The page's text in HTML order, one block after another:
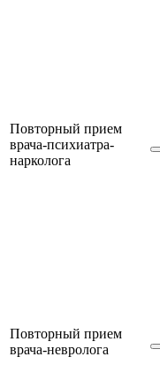
Повторный прием
врача-психиатра-
нарколога
Повторный прием
врача-невролога